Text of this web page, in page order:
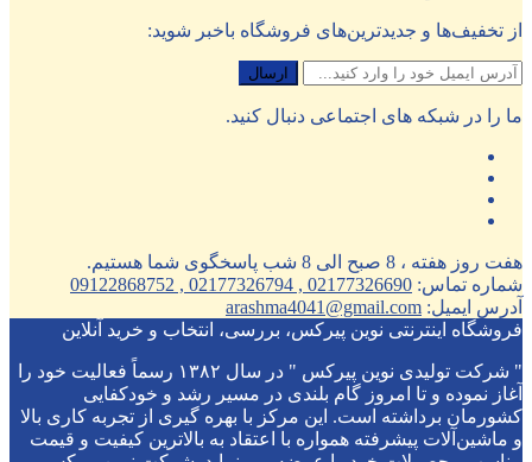
از تخفیف‌ها و جدیدترین‌های فروشگاه باخبر شوید:
ما را در شبکه های اجتماعی دنبال کنید.
هفت روز هفته ، 8 صبح الی 8 شب پاسخگوی شما هستیم.
شماره تماس: 02177326690 , 02177326794 , 09122868752
آدرس ایمیل: arashma4041@gmail.com
فروشگاه اینترنتی نوین پیرکس، بررسی، انتخاب و خرید آنلاین
" شرکت تولیدی نوین پیرکس " در سال ۱۳۸۲ رسماً فعالیت خود را
آغاز نموده و تا امروز گام بلندی در مسیر رشد و خودکفایی
کشورمان برداشته است. این مرکز با بهره گیری از تجربه کاری بالا
و ماشین‌آلات پیشرفته همواره با اعتقاد به بالاترین کیفیت و قیمت